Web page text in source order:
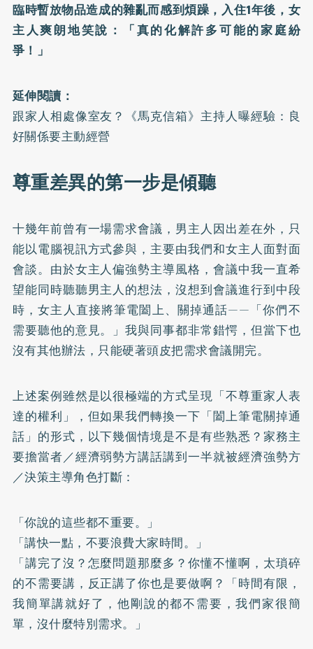
臨時暫放物品造成的雜亂而感到煩躁，入住1年後，女
主人爽朗地笑說：「真的化解許多可能的家庭紛
爭！」
延伸閱讀：
跟家人相處像室友？《馬克信箱》主持人曝經驗：良
好關係要主動經營
尊重差異的第一步是傾聽
十幾年前曾有一場需求會議，男主人因出差在外，只
能以電腦視訊方式參與，主要由我們和女主人面對面
會談。由於女主人偏強勢主導風格，會議中我一直希
望能同時聽聽男主人的想法，沒想到會議進行到中段
時，女主人直接將筆電闔上、關掉通話——「你們不
需要聽他的意見。」我與同事都非常錯愕，但當下也
沒有其他辦法，只能硬著頭皮把需求會議開完。
上述案例雖然是以很極端的方式呈現「不尊重家人表
達的權利」，但如果我們轉換一下「闔上筆電關掉通
話」的形式，以下幾個情境是不是有些熟悉？家務主
要擔當者／經濟弱勢方講話講到一半就被經濟強勢方
／決策主導角色打斷：
「你說的這些都不重要。」
「講快一點，不要浪費大家時間。」
「講完了沒？怎麼問題那麼多？你懂不懂啊，太瑣碎
的不需要講，反正講了你也是要做啊？「時間有限，
我簡單講就好了，他剛說的都不需要，我們家很簡
單，沒什麼特別需求。」